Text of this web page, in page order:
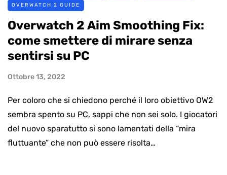
OVERWATCH 2 GUIDE
Overwatch 2 Aim Smoothing Fix:
come smettere di mirare senza
sentirsi su PC
Ottobre 13, 2022
Per coloro che si chiedono perché il loro obiettivo OW2
sembra spento su PC, sappi che non sei solo. I giocatori
del nuovo sparatutto si sono lamentati della “mira
fluttuante” che non può essere risolta…